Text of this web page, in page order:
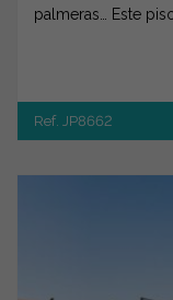
palmeras… Este
Ref. JP8662